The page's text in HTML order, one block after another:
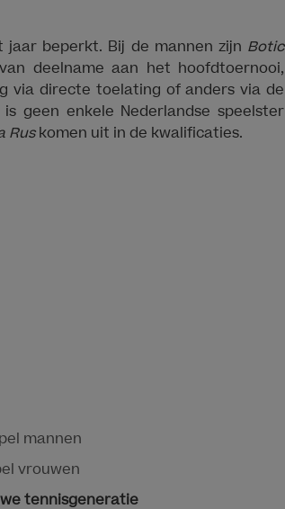
jaar beperkt. Bij de mannen zijn Botic
deelname aan het hoofdtoernooi,
via directe toelating of anders via de
geen enkele Nederlandse speelster
Ruskomen uit in de kwalificaties.
mannen
vrouwen
tennisgeneratie